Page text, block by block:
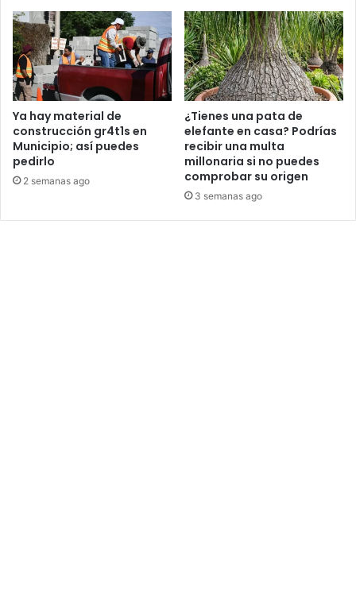
Ya hay material de
construcción gr4t1s en
Municipio; así puedes
pedirlo
2 semanas ago
¿Tienes una pata de
elefante en casa? Podrías
recibir una multa
millonaria si no puedes
comprobar su origen
3 semanas ago